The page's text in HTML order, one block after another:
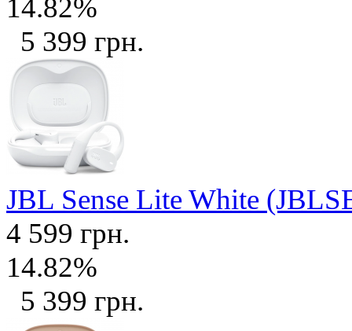
14.82%
5 399 грн.
JBL Sense Lite White
4 599 грн.
14.82%
5 399 грн.